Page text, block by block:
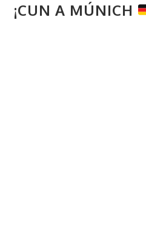
¡CUN A MÚNICH